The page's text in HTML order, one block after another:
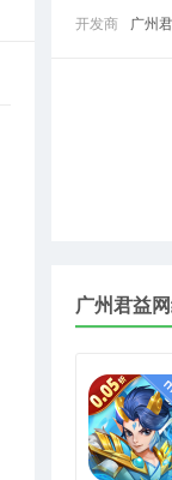
开发商
广州
广州君益